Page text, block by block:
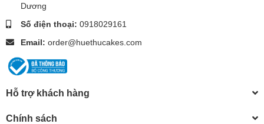
Dương
Số điện thoại: 0918029161
Email: order@huethucakes.com
Hỗ trợ khách hàng
Chính sách